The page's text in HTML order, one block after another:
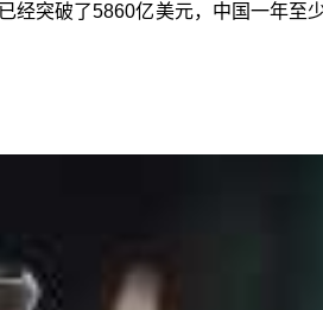
经突破了5860亿美元，中国一年至